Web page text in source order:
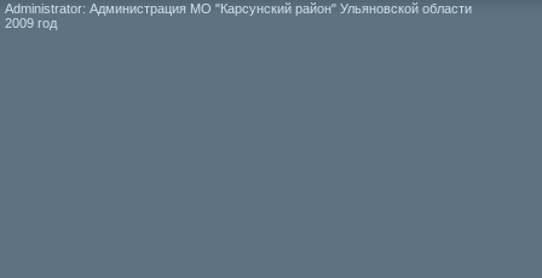
Administrator: Администрация МО "Карсунский район" Ульяновской области
2009 год